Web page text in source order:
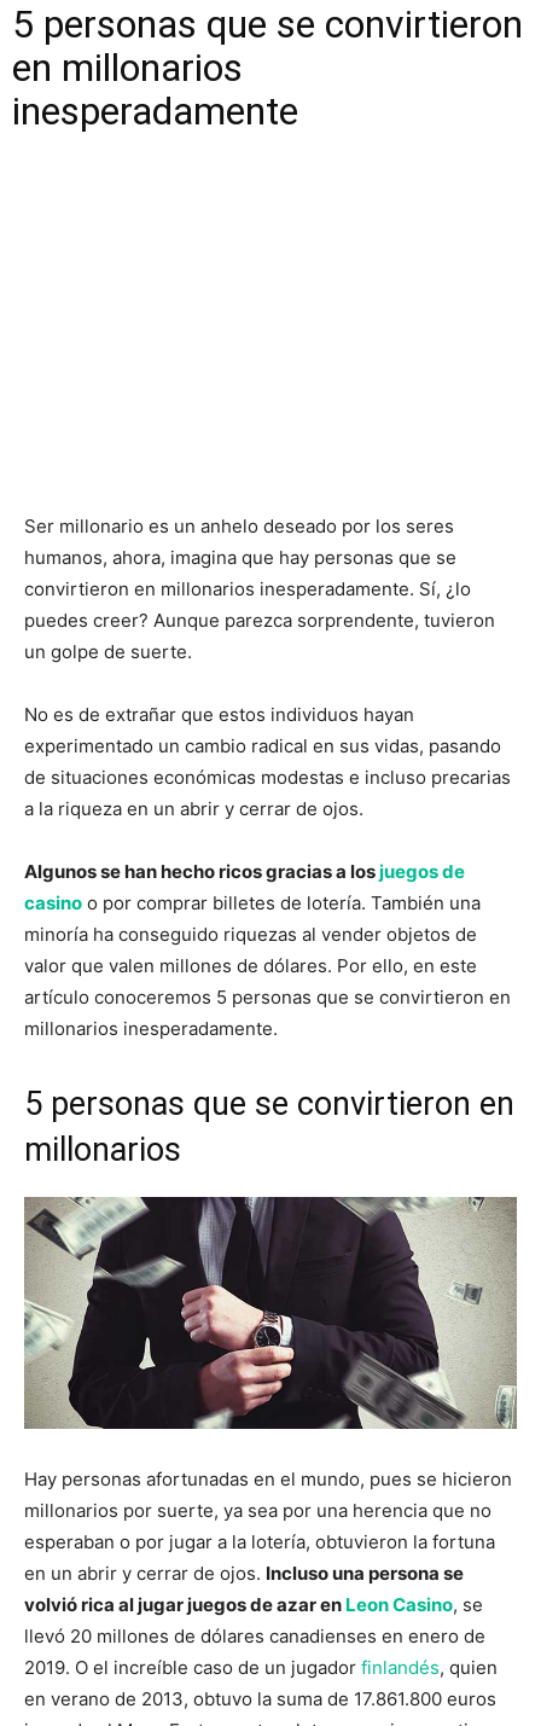
5 personas que se convirtieron
en millonarios
inesperadamente
Ser millonario es un anhelo deseado por los seres
humanos, ahora, imagina que hay personas que se
convirtieron en millonarios inesperadamente. Sí, ¿lo
puedes creer? Aunque parezca sorprendente, tuvieron
un golpe de suerte.
No es de extrañar que estos individuos hayan
experimentado un cambio radical en sus vidas, pasando
de situaciones económicas modestas e incluso precarias
a la riqueza en un abrir y cerrar de ojos.
Algunos se han hecho ricos gracias a losjuegos de
casino o por comprar billetes de lotería. También una
minoría ha conseguido riquezas al vender objetos de
valor que valen millones de dólares. Por ello, en este
artículo conoceremos 5 personas que se convirtieron en
millonarios inesperadamente.
5 personas que se convirtieron en
millonarios
Hay personas afortunadas en el mundo, pues se hicieron
millonarios por suerte, ya sea por una herencia que no
esperaban o por jugar a la lotería, obtuvieron la fortuna
en un abrir y cerrar de ojos. Incluso una persona se
volvió rica al jugar juegos de azar en Leon Casino, se
llevó 20 millones de dólares canadienses en enero de
2019. O el increíble caso de un jugador finlandés, quien
en verano de 2013, obtuvo la suma de 17.861.800 euros